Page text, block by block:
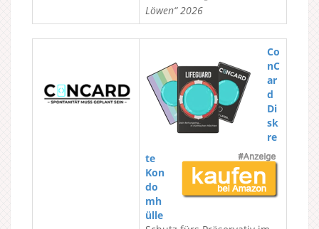
Löwen“ 2026
Co
nC
ar
d
Di
sk
re
te
Kon
do
mh
ülle